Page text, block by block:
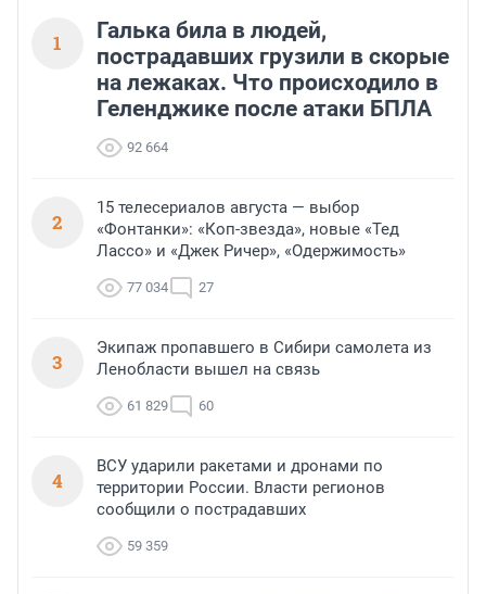
1
Галька била в людей,
пострадавших грузили в скорые
на лежаках. Что происходило в
Геленджике после атаки БПЛА
92 664
2
15 телесериалов августа — выбор
«Фонтанки»: «Коп-звезда», новые «Тед
Лассо» и «Джек Ричер», «Одержимость»
77 034 27
3
Экипаж пропавшего в Сибири самолета из
Ленобласти вышел на связь
61 829 60
4
ВСУ ударили ракетами и дронами по
территории России. Власти регионов
сообщили о пострадавших
59 359